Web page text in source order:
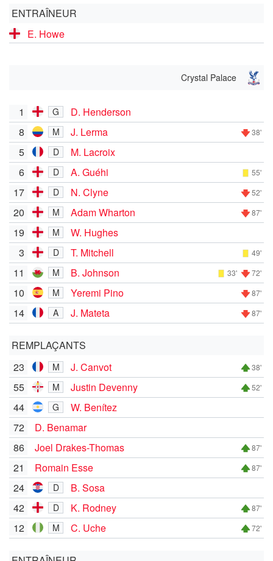
ENTRAÎNEUR
E. Howe
Crystal Palace
1 G
D. Henderson
8
M J. Lerma 38'
5 D
M. Lacroix
6
D A. Guéhi 55'
17 D N. Clyne 52'
20 M Adam Wharton 87'
19 M
W. Hughes
3
D T. Mitchell 49'
11 M B. Johnson 33' 72'
10 M Yeremi Pino 87'
14 A J. Mateta 87'
REMPLAÇANTS
23
M J. Canvot 38'
55 M Justin Devenny 52'
44 G
W. Benítez
72
D. Benamar
86
Joel Drakes-Thomas 87'
21 Romain Esse 87'
24 D
B. Sosa
42
D K. Rodney 87'
12 M C. Uche 72'